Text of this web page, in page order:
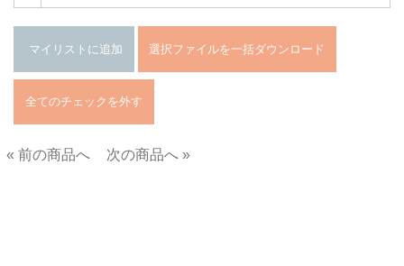
« 前の商品へ
次の商品へ »